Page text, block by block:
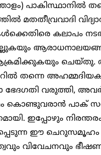
പാകിസ്ഥാനിൽ
മതതീവ്രവാദി
കലാപം
ചെയ്തു.
തന്നെ
വരുത്തി, അവർ
കൊണ്ടുവരാൻ പാക്
ഇപ്പോഴും
ഈ ചെറുസമൂഹം
വിവേചനവും